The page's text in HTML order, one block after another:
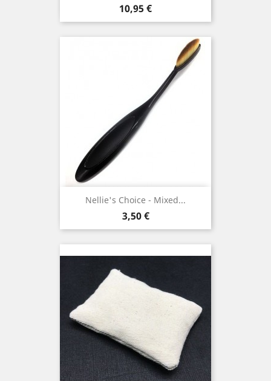
Prix
10,95 €
Nellie's Choice - Mixed...
Prix
3,50 €